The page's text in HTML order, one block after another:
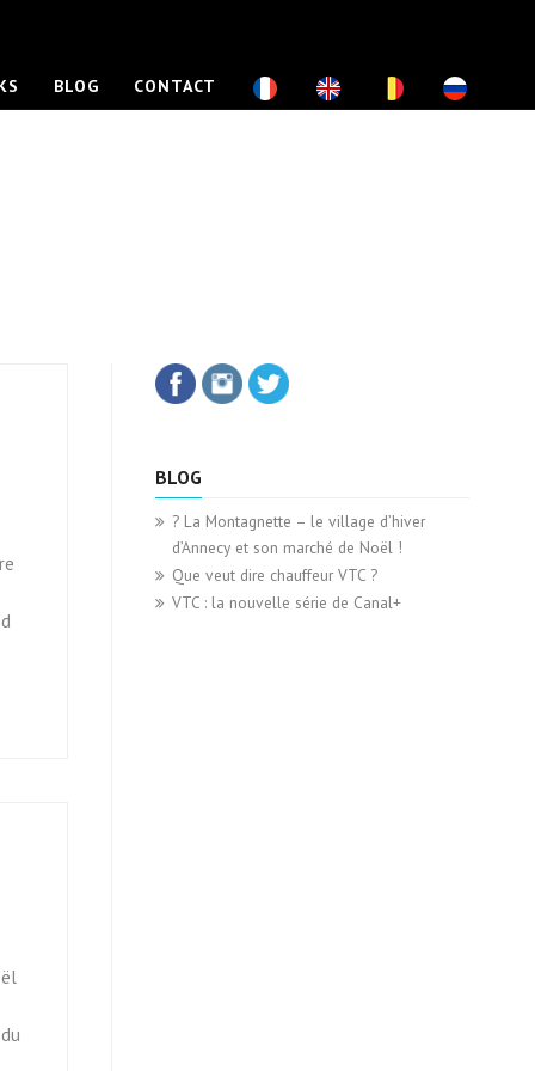
BLOG CONTACT
BLOG
? La Montagnette – le village d’hiver
d’Annecy et son marché de Noël !
Que veut dire chauffeur VTC ?
VTC : la nouvelle série de Canal+